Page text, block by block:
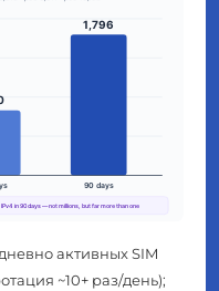
активных SIM
~10+ раз/день);